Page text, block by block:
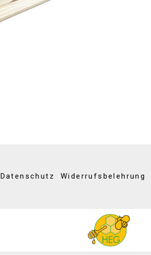
Datenschutz Widerrufsbelehrung